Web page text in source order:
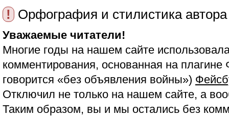
!
Орфография и стилистика
Уважаемые читатели!
Многие годы на нашем сайте
комментирования, основанная на
говорится «без объявления войны»)
Отключил не только на нашем сайте, а
Таким образом, вы и мы остались без